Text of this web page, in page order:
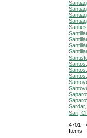
Sari,
4701 -